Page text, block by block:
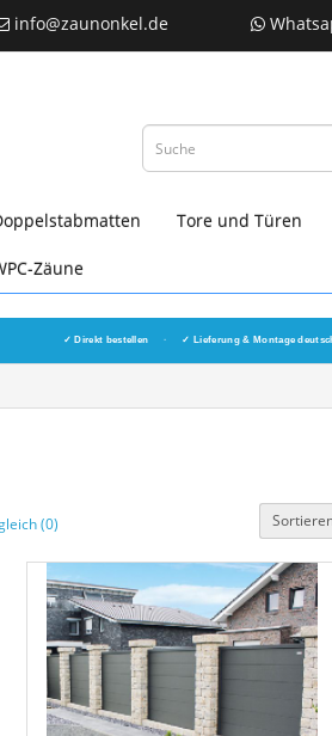
info@zaunonkel.de
Tore und Türen
Zäune
✓ Direkt bestellen · ✓ Lieferung & Montage
(0)